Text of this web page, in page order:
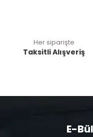
Her siparişte
Taksitli Alışveriş
E-